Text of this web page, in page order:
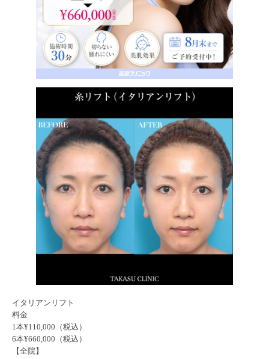
イタリアンリフト
料金
1本¥110,000（税込）
6本¥660,000（税込）
【全院】